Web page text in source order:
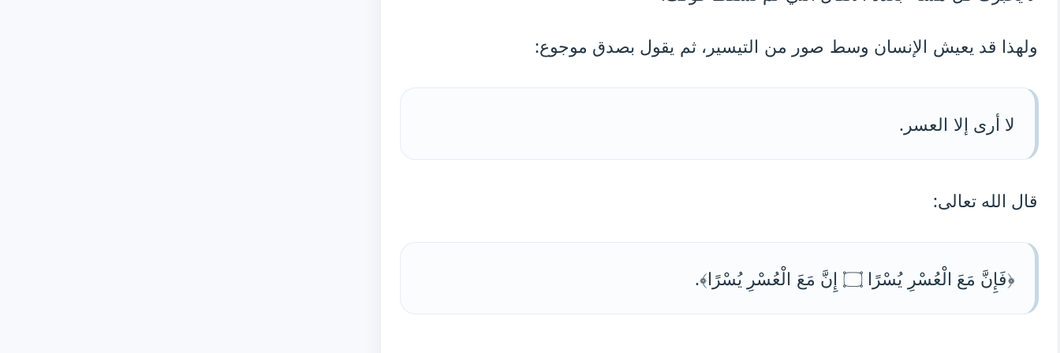
ولهذا قد يعيش الإنسان وسط صور من التيسير، ثم يقول بصدق موجوع:
لا أرى إلا العسر.
قال الله تعالى:
﴿فَإِنَّ مَعَ الْعُسْرِ يُسْرًا ۝ إِنَّ مَعَ الْعُسْرِ يُسْرًا﴾.